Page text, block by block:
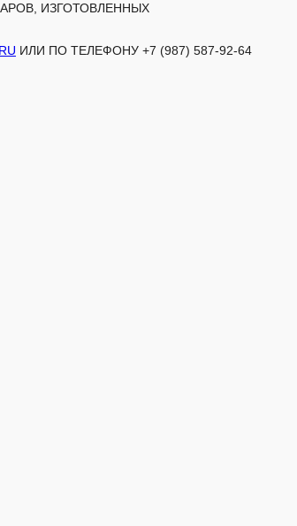
ИЗГОТОВЛЕННЫХ
ИЛИ ПО ТЕЛЕФОНУ +7 (987) 587-92-64